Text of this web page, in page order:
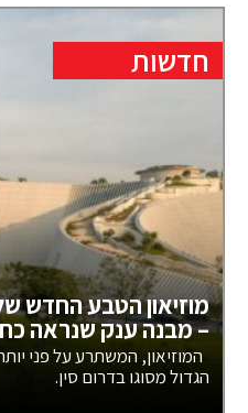
חדשות
מוזיאון הטבע החדש
– מבנה ענק שנראה
הגדול מסוגו בדרום סין.